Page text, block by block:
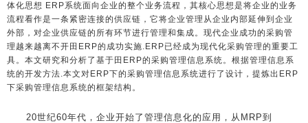
体化思想 ERP系统面向企业的整个业务流程，其核心思想是将企业的业务
流程看作是一条紧密连接的供应链，它将企业管理从企业内部延伸到企业
外部，对企业供应链的所有环节进行管理和集成。现代企业成功的采购管
理越来越离不开田ERP的成功实施.ERP已经成为现代化采购管理的重要工
具。本文研究和分析了基于田ERP的采购管理信息系统。根据管理信息系
统的开发方法.本文对ERP下的采购管理信息系统进行了设计，提炼出ERP
下采购管理信息系统的框架结构。
20世纪60年代，企业开始了管理信息化的应用，从MRP到